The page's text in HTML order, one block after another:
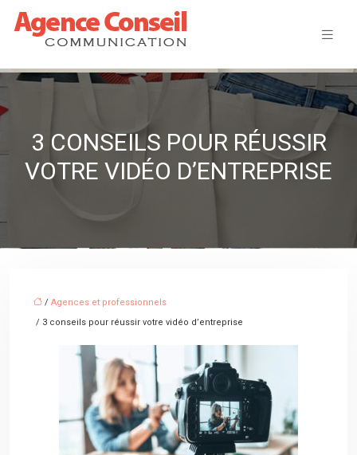
3 CONSEILS POUR RÉUSSIR
VOTRE VIDÉO D’ENTREPRISE
/ Agences et professionnels
/ 3 conseils pour réussir votre vidéo d’entreprise